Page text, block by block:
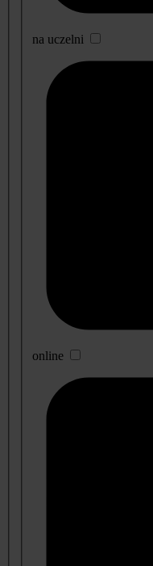
na uczelni
online